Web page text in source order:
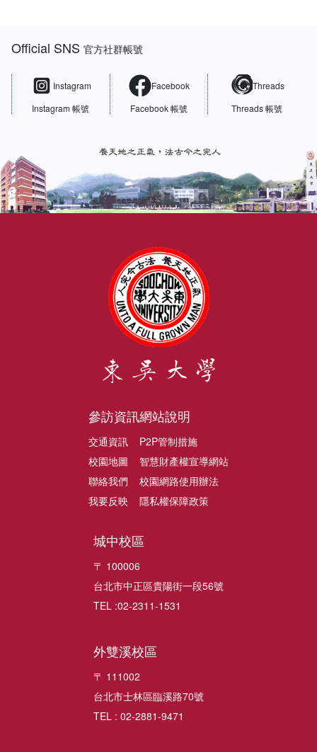
Official SNS官方社群帳號
Instagram
Instagram 帳號
Facebook
Facebook 帳號
Threads
Threads 帳號
參訪資訊
交通資訊
校園地圖
聯絡我們
我要反映
網站說明
P2P管制措施
智慧財產權宣導網站
校園網路使用辦法
隱私權保障政策
城中校區
〒 100006
台北市中正區貴陽街一段56號
TEL :02-2311-1531
外雙溪校區
〒 111002
台北市士林區臨溪路70號
TEL : 02-2881-9471